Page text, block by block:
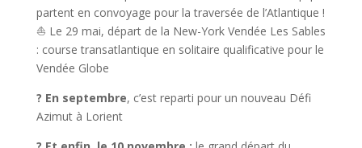
partent en convoyage pour la traversée de l’Atlantique !
⛵ Le 29 mai, départ de la New-York Vendée Les Sables
: course transatlantique en solitaire qualificative pour le
Vendée Globe
? En septembre, c’est reparti pour un nouveau Défi
Azimut à Lorient